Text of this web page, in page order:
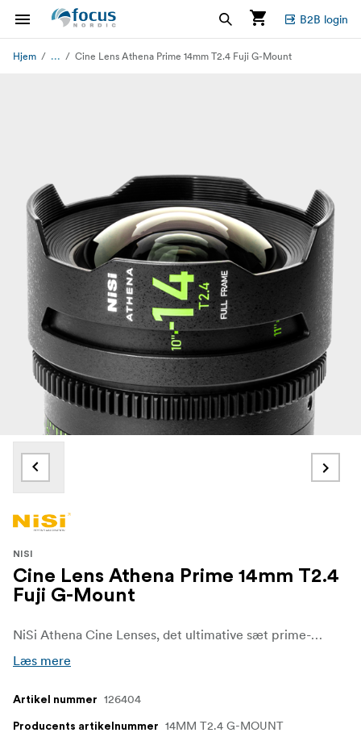
B2B login
Hjem ... Cine Lens Athena Prime 14mm T2.4 Fuji G-Mount
NISI
Cine Lens Athena Prime 14mm T2.4
Fuji G-Mount
NiSi Athena Cine Lenses, det ultimative sæt prime-objektiver til filmfotografer og videofotografer, der kræver kompromisløs billedkvalitet og ydeevne. Disse objektiver er designet med den nyeste teknologi og har enestående optik, og de vil helt sikkert løfte din filmskabelse til nye højder.
Læs mere
Artikel nummer 126404
Producents artikelnummer 14MM T2.4 G-MOUNT